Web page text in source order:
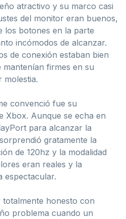
atractivo y su marco casi
del monitor eran buenos,
los botones en la parte
incómodos de alcanzar.
de conexión estaban bien
mantenían firmes en su
molestia.
convenció fue su
Xbox. Aunque se echa en
para alcanzar la
gratamente la
de 120hz y la modalidad
eran reales y la
espectacular.
honesto con
problema cuando un